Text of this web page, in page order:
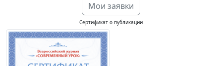
Мои заявки
Сертификат о публикации